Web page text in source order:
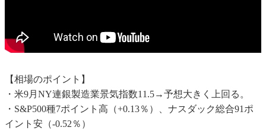
【相場のポイント】
・米9月NY連銀製造業景気指数11.5→予想大きく上回る。
・S&P500種7ポイント高（+0.13％）、ナスダック総合91ポ
イント安（-0.52％）